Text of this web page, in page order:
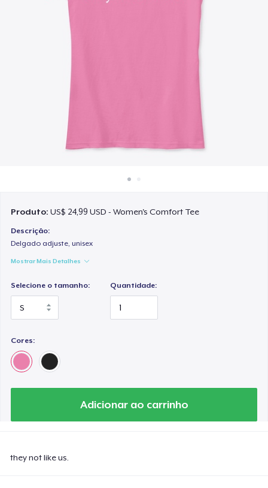
Produto:US$ 24,99 USD - Women's Comfort Tee
Descrição:
Delgado adjuste, unisex
Mostrar Mais Detalhes
Selecione o tamanho: Quantidade:
Cores:
Adicionar ao carrinho
they not like us.